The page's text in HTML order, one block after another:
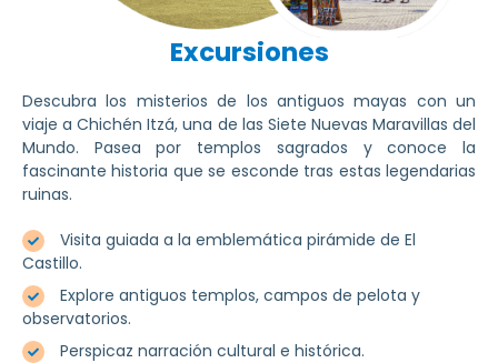
Excursiones
Descubra los misterios de los antiguos mayas con un
viaje a Chichén Itzá, una de las Siete Nuevas Maravillas del
Mundo. Pasea por templos sagrados y conoce la
fascinante historia que se esconde tras estas legendarias
ruinas.
Visita guiada a la emblemática pirámide de El
Castillo.
Explore antiguos templos, campos de pelota y
observatorios.
Perspicaz narración cultural e histórica.